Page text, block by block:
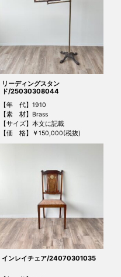
リーディングスタン
ド/25030308044
【年 代】1910
【素 材】Brass
【サイズ】本文に記載
【価 格】￥150,000(税抜)
インレイチェア/24070301035